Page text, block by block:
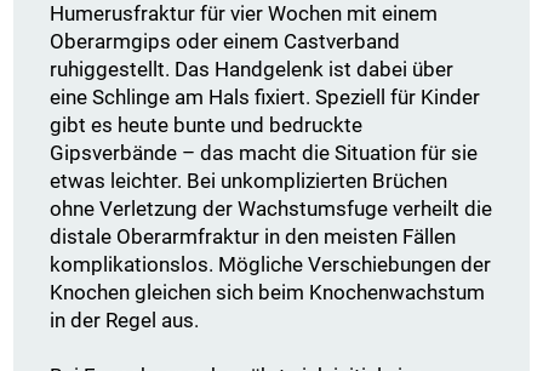
Humerusfraktur für vier Wochen mit einem
Oberarmgips oder einem Castverband
ruhiggestellt. Das Handgelenk ist dabei über
eine Schlinge am Hals fixiert. Speziell für Kinder
gibt es heute bunte und bedruckte
Gipsverbände – das macht die Situation für sie
etwas leichter. Bei unkomplizierten Brüchen
ohne Verletzung der Wachstumsfuge verheilt die
distale Oberarmfraktur in den meisten Fällen
komplikationslos. Mögliche Verschiebungen der
Knochen gleichen sich beim Knochenwachstum
in der Regel aus.